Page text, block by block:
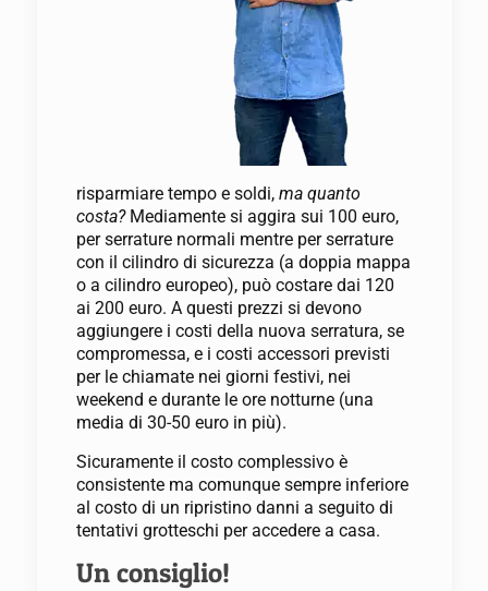
risparmiare tempo e soldi, ma quanto
costa?Mediamente si aggira sui 100 euro,
per serrature normali mentre per serrature
con il cilindro di sicurezza (a doppia mappa
o a cilindro europeo), può costare dai 120
ai 200 euro. A questi prezzi si devono
aggiungere i costi della nuova serratura, se
compromessa, e i costi accessori previsti
per le chiamate nei giorni festivi, nei
weekend e durante le ore notturne (una
media di 30-50 euro in più).
Sicuramente il costo complessivo è
consistente ma comunque sempre inferiore
al costo di un ripristino danni a seguito di
tentativi grotteschi per accedere a casa.
Un consiglio!